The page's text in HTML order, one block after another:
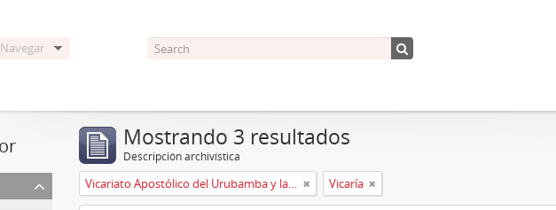
Navegar
Mostrando 3 resultados
Descripción archivística
Vicariato Apostólico del Urubamba y la Madre de Dios Vicaría